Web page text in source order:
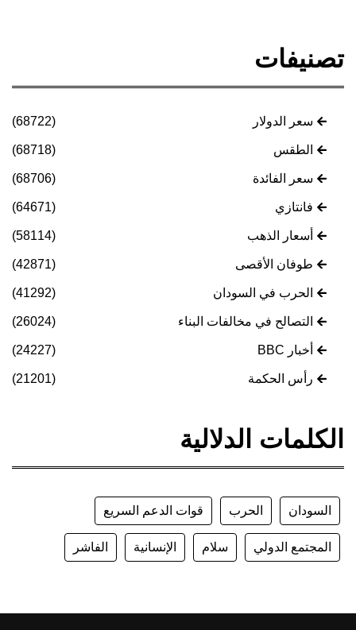
تصنيفات
سعر الدولار (68722)
الطقس (68718)
سعر الفائدة (68706)
فانتازي (64671)
أسعار الذهب (58114)
طوفان الأقصى (42871)
الحرب في السودان (41292)
التصالح في مخالفات البناء (26024)
أخبار BBC (24227)
رأس الحكمة (21201)
الكلمات الدلالية
السودان الحرب قوات الدعم السريع
المجتمع الدولي سلام الإنسانية الفاشر